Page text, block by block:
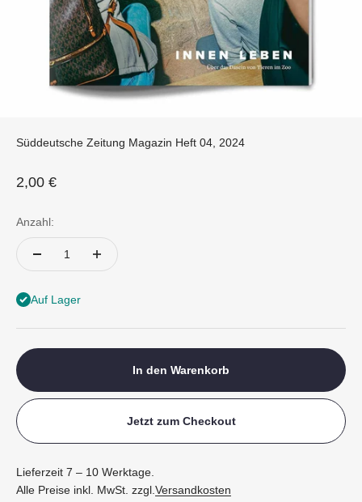
Süddeutsche Zeitung Magazin Heft 04, 2024
Angebot
2,00 €
Anzahl:
Auf Lager
In den Warenkorb
Jetzt zum Checkout
Lieferzeit 7 – 10 Werktage.
Alle Preise inkl. MwSt. zzgl.Versandkosten